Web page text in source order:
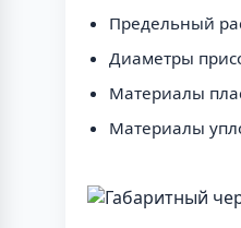
Предельный
Диаметры
Материалы
Материалы